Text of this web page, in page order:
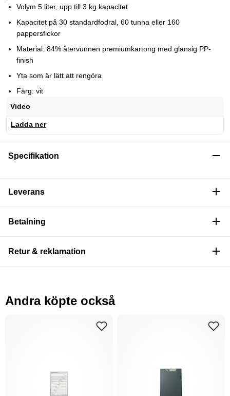
Volym 5 liter, upp till 3 kg kapacitet
Kapacitet på 30 standardfodral, 60 tunna eller 160
pappersfickor
Material: 84% återvunnen premiumkartong med glansig PP-
finish
Yta som är lätt att rengöra
Färg: vit
Video
Ladda ner
Specifikation
Leverans
Betalning
Retur & reklamation
Andra köpte också